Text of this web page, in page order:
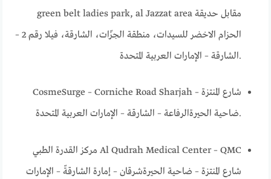
green belt ladies park, al Jazzat area مقابل حديقة
الحزام الاخضر للسيدات، منطقة الجزّات، الشارقة، فيلا رقم 2 –
الشارقة – الإمارات العربية المتحدة.
CosmeSurge – Corniche Road Sharjah شارع المنتزة –
ضاحية الحيرةالرفاعة – الشارقة – الإمارات العربية المتحدة.
Al Qudrah Medical Center – QMC مركز القدرة الطبي
شارع المنتزة – ضاحية الحيرةشرقان – إمارة الشارقةّ – الإمارات